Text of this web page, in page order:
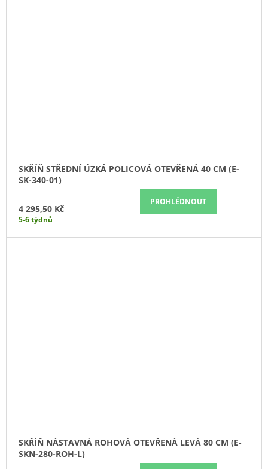
SKŘÍŇ STŘEDNÍ ÚZKÁ POLICOVÁ OTEVŘENÁ 40 CM (E-
SK-340-01)
4 295,50 Kč
PROHLÉDNOUT
5-6 týdnů
SKŘÍŇ NÁSTAVNÁ ROHOVÁ OTEVŘENÁ LEVÁ 80 CM (E-
SKN-280-ROH-L)